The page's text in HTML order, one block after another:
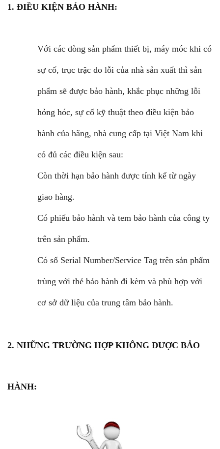
1. ĐIỀU KIỆN BẢO HÀNH:
Với các dòng sản phẩm thiết bị, máy móc khi có
sự cố, trục trặc do lỗi của nhà sản xuất thì sản
phẩm sẽ được bảo hành, khắc phục những lỗi
hỏng hóc, sự cố kỹ thuật theo điều kiện bảo
hành của hãng, nhà cung cấp tại Việt Nam khi
có đủ các điều kiện sau:
Còn thời hạn bảo hành được tính kể từ ngày
giao hàng.
Có phiếu bảo hành và tem bảo hành của công ty
trên sản phẩm.
Có số Serial Number/Service Tag trên sản phẩm
trùng với thẻ bảo hành đi kèm và phù hợp với
cơ sở dữ liệu của trung tâm bảo hành.
2. NHỮNG TRƯỜNG HỢP KHÔNG ĐƯỢC BẢO
HÀNH: